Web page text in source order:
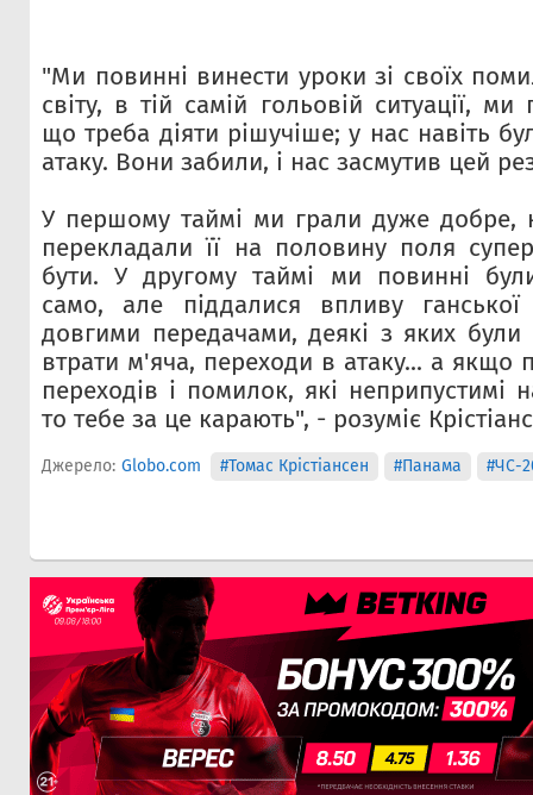
"Ми повинні винести уроки зі своїх
світу, в тій самій гольовій ситуації, ми
що треба діяти рішучіше; у нас навіть
атаку. Вони забили, і нас засмутив цей
У першому таймі ми грали дуже добре,
перекладали її на половину поля
бути. У другому таймі ми повинні
само, але піддалися впливу
довгими передачами, деякі з яких були
втрати м'яча, переходи в атаку... а якщо
переходів і помилок, які неприпустимі
то тебе за це карають", - розуміє
Джерело: Globo.com #Томас Крістіансен #Панама #ЧС-